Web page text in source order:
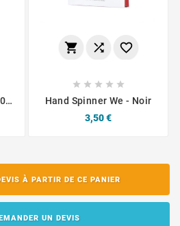
  
    
Hand Spinner We - Noir
Prix
3,50 €
À PARTIR DE CE PANIER
UN DEVIS